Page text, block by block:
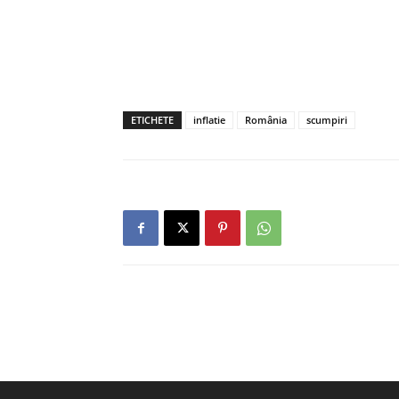
ETICHETE inflatie România scumpiri